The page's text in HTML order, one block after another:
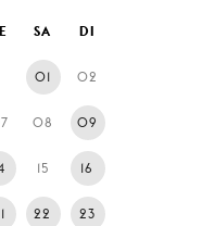
LA
SA DI
01 02
08 09
15 16
22 23